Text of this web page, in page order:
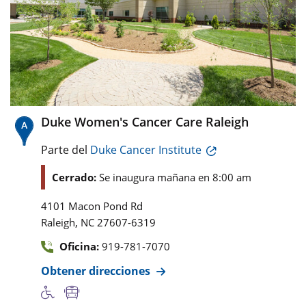
Duke Women's Cancer Care Raleigh
Parte del Duke Cancer Institute
Cerrado: Se inaugura mañana en 8:00 am
4101 Macon Pond Rd
Raleigh, NC 27607-6319
Oficina: 919-781-7070
Obtener direcciones